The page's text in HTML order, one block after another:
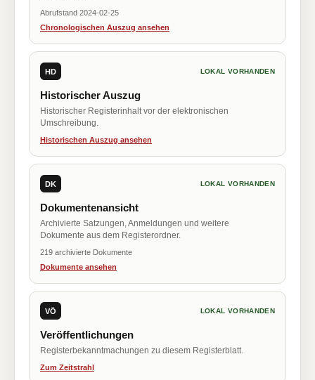
Abrufstand 2024-02-25
Chronologischen Auszug ansehen
HD LOKAL VORHANDEN
Historischer Auszug
Historischer Registerinhalt vor der elektronischen
Umschreibung.
Historischen Auszug ansehen
DK LOKAL VORHANDEN
Dokumentenansicht
Archivierte Satzungen, Anmeldungen und weitere
Dokumente aus dem Registerordner.
219 archivierte Dokumente
Dokumente ansehen
VÖ LOKAL VORHANDEN
Veröffentlichungen
Registerbekanntmachungen zu diesem Registerblatt.
Zum Zeitstrahl